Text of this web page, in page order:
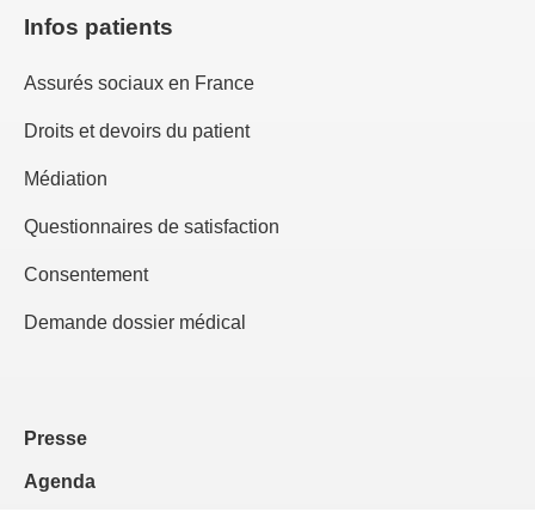
Infos patients
Assurés sociaux en France
Droits et devoirs du patient
Médiation
Questionnaires de satisfaction
Consentement
Demande dossier médical
Presse
Agenda